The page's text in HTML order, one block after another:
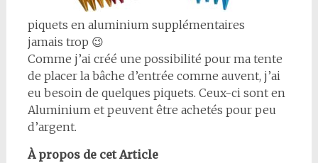
piquets en aluminium supplémentaires
jamais trop 😉
Comme j’ai créé une possibilité pour ma tente
de placer la bâche d’entrée comme auvent, j’ai
eu besoin de quelques piquets. Ceux-ci sont en
Aluminium et peuvent être achetés pour peu
d’argent.
À propos de cet Article